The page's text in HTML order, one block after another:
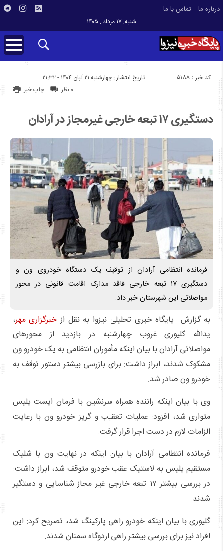
درباره ما تماس با ما
شنبه, ۱۷ مرداد , ۱۴۰۵
تاریخ انتشار : چهارشنبه ۲۱ آبان ۱۴۰۴ - ۲۱:۳۲ کد خبر : 5188
چاپ خبر ۰ نظر
دستگیری ۱۷ تبعه خارجی غیرمجاز در آرادان
فرمانده انتظامی آرادان از توقیف یک دستگاه خودروی ون و
دستگیری ۱۷ تبعه خارجی فاقد مدارک اقامت قانونی در محور
مواصلاتی این شهرستان خبر داد.
به گزارش پایگاه خبری تحلیلی نیزوا به نقل از خبرگزاری مهر،
یدالله گلیوری غروب چهارشنبه در بازدید از محورهای
مواصلاتی آرادان با بیان اینکه مأموران انتظامی به یک خودرو ون
مشکوک شدند، ابراز داشت: برای بازرسی بیشتر دستور توقف به
خودرو ون صادر شد.
وی با بیان اینکه راننده همراه سرنشین با فرمان ایست پلیس
متواری شد، افزود: عملیات تعقیب و گریز خودرو ون با رعایت
الزامات لازم در دست اجرا قرار گرفت.
فرمانده انتظامی آرادان با بیان اینکه در نهایت ون با شلیک
مستقیم پلیس به لاستیک عقب خودرو متوقف شد، ابراز داشت:
در بررسی بیشتر ۱۷ تبعه خارجی غیر مجاز شناسایی و دستگیر
شدند.
گلیوری با بیان اینکه خودرو راهی پارکینگ شد، تصریح کرد: این
افراد نیز برای بررسی بیشتر راهی اردوگاه سمنان شدند.